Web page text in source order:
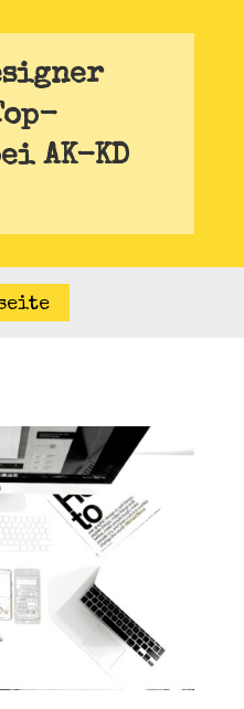
AK-KD